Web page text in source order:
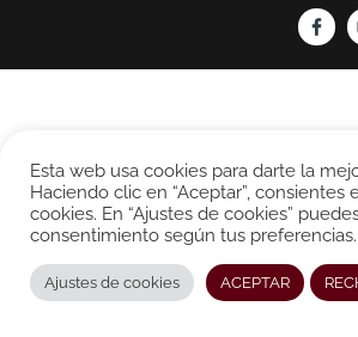
Esta web usa cookies para darte la
Haciendo clic en “Aceptar”, consientes
cookies. En “Ajustes de cookies”
consentimiento según tus preferencias.
Ajustes de cookies ACEPTAR